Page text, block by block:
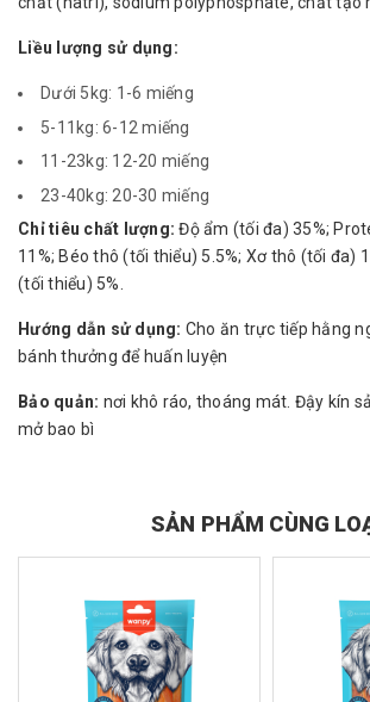
Liều lượng sử dụng:
Dưới 5kg: 1-6 miếng
5-11kg: 6-12 miếng
11-23kg: 12-20 miếng
23-40kg: 20-30 miếng
Chỉ tiêu chất lượng: Độ ẩm (tối đa) 35%;
11%; Béo thô (tối thiểu) 5.5%; Xơ thô (tối đa)
(tối thiểu) 5%.
Hướng dẫn sử dụng: Cho ăn trực tiếp hằng
bánh thưởng để huấn luyện
Bảo quản: nơi khô ráo, thoáng mát. Đậy kín
mở bao bì
SẢN PHẨM CÙNG